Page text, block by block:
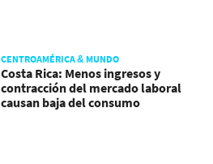
CENTROAMÉRICA & MUNDO
Costa Rica: Menos ingresos y
contracción del mercado laboral
causan baja del consumo